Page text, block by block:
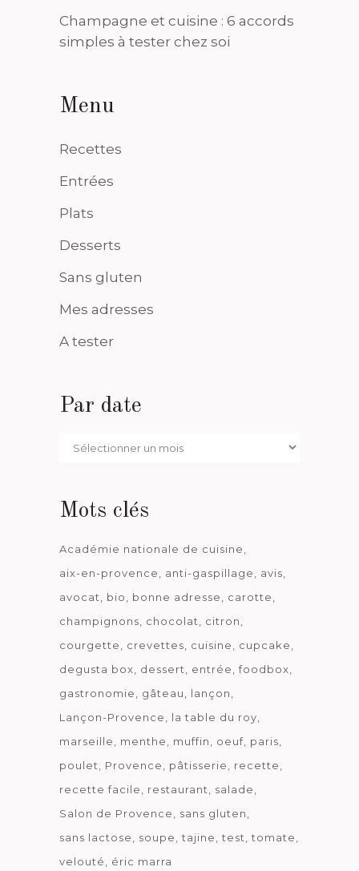
Champagne et cuisine : 6 accords
simples à tester chez soi
Menu
Recettes
Entrées
Plats
Desserts
Sans gluten
Mes adresses
A tester
Par date
Par
Mots clés
Académie nationale de cuisine
aix-en-provence
anti-gaspillage
avis
avocat
bio bonne adresse
carotte
champignons
chocolat
citron
courgette
crevettes cuisine
cupcake
degusta box
dessert entrée
foodbox
gastronomie
gâteau
lançon
Lançon-Provence
la table du roy
marseille
menthe muffin oeuf paris
poulet
Provence pâtisserie
recette
recette facile
restaurant
salade
Salon de Provence
sans gluten
sans lactose
soupe tajine test
tomate
velouté
éric marra